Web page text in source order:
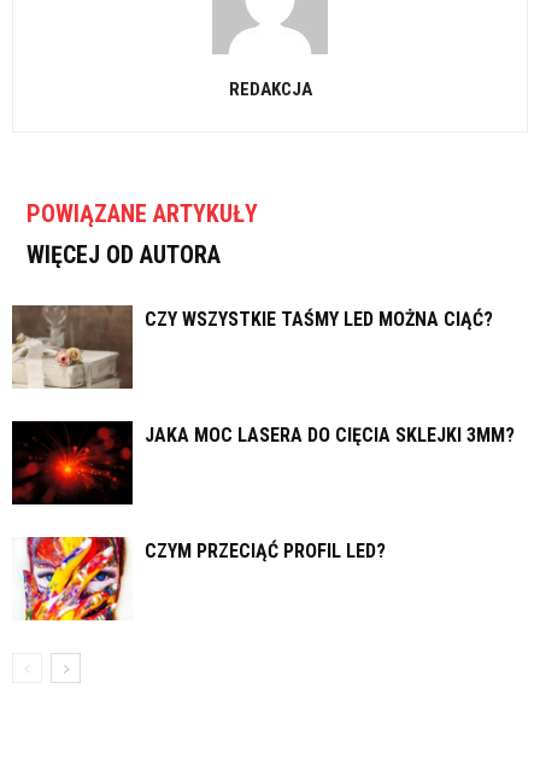
REDAKCJA
POWIĄZANE ARTYKUŁY
WIĘCEJ OD AUTORA
CZY WSZYSTKIE TAŚMY LED MOŻNA CIĄĆ?
JAKA MOC LASERA DO CIĘCIA SKLEJKI 3MM?
CZYM PRZECIĄĆ PROFIL LED?